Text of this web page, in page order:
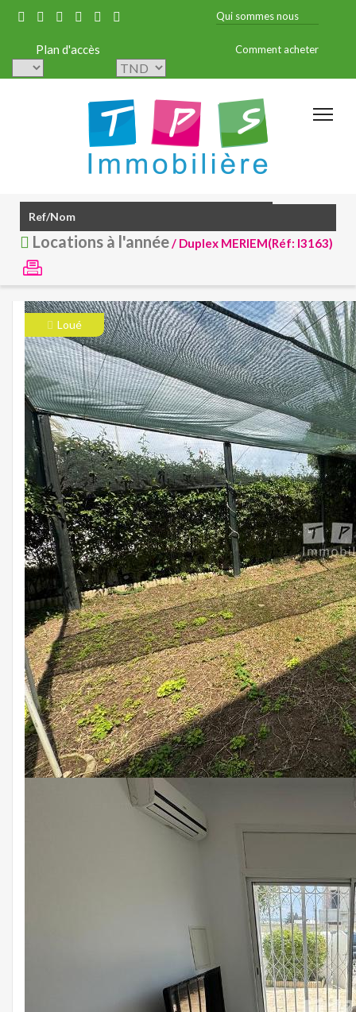
Qui sommes nous
Plan d'accès Comment acheter
Locations à l'année/ Duplex MERIEM(Réf: l3163)
Loué